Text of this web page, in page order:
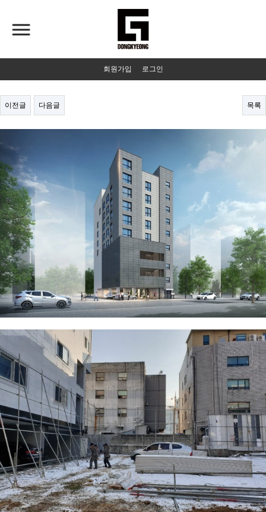
회원가입 로그인
이전글 다음글 목록